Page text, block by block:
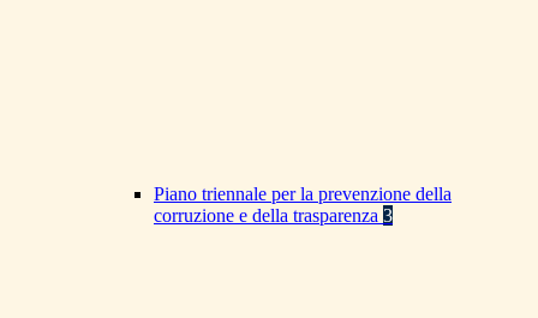
Piano triennale per la prevenzione della
corruzione e della trasparenza 3